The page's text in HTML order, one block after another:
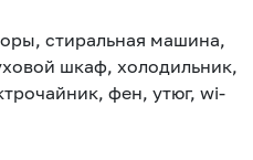
стиральная машина,
шкаф, холодильник,
фен, утюг, wi-